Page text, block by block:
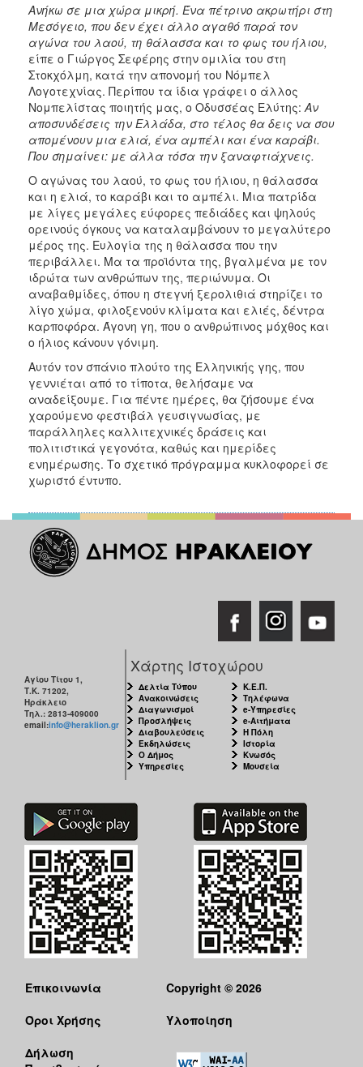
Ανήκω σε μια χώρα μικρή. Ένα πέτρινο ακρωτήρι στη
Μεσόγειο, που δεν έχει άλλο αγαθό παρά τον
αγώνα του λαού, τη θάλασσα και το φως του ήλιου,
είπε ο Γιώργος Σεφέρης στην ομιλία του στη
Στοκχόλμη, κατά την απονομή του Νόμπελ
Λογοτεχνίας. Περίπου τα ίδια γράφει ο άλλος
Νομπελίστας ποιητής μας, ο Οδυσσέας Ελύτης: Αν
αποσυνδέσεις την Ελλάδα, στο τέλος θα δεις να σου
απομένουν μια ελιά, ένα αμπέλι και ένα καράβι.
Που σημαίνει: με άλλα τόσα την ξαναφτιάχνεις.
Ο αγώνας του λαού, το φως του ήλιου, η θάλασσα
και η ελιά, το καράβι και το αμπέλι. Μια πατρίδα
με λίγες μεγάλες εύφορες πεδιάδες και ψηλούς
ορεινούς όγκους να καταλαμβάνουν το μεγαλύτερο
μέρος της. Ευλογία της η θάλασσα που την
περιβάλλει. Μα τα προϊόντα της, βγαλμένα με τον
ιδρώτα των ανθρώπων της, περιώνυμα. Οι
αναβαθμίδες, όπου η στεγνή ξερολιθιά στηρίζει το
λίγο χώμα, φιλοξενούν κλίματα και ελιές, δέντρα
καρποφόρα. Άγονη γη, που ο ανθρώπινος μόχθος και
ο ήλιος κάνουν γόνιμη.
Αυτόν τον σπάνιο πλούτο της Ελληνικής γης, που
γεννιέται από το τίποτα, θελήσαμε να
αναδείξουμε. Για πέντε ημέρες, θα ζήσουμε ένα
χαρούμενο φεστιβάλ γευσιγνωσίας, με
παράλληλες καλλιτεχνικές δράσεις και
πολιτιστικά γεγονότα, καθώς και ημερίδες
ενημέρωσης. Tο σχετικό πρόγραμμα κυκλοφορεί σε
χωριστό έντυπο.
Αγίου Τίτου 1,
Τ.Κ. 71202,
Ηράκλειο
Τηλ.: 2813-409000
email:info@heraklion.gr
Χάρτης Ιστοχώρου
Δελτία Τύπου
Ανακοινώσεις
Διαγωνισμοί
Προσλήψεις
Διαβουλεύσεις
Εκδηλώσεις
Ο Δήμος
Υπηρεσίες
Κ.Ε.Π.
Τηλέφωνα
e-Υπηρεσίες
e-Αιτήματα
Η Πόλη
Ιστορία
Κνωσός
Μουσεία
Επικοινωνία
Όροι Χρήσης
Δήλωση
Copyright © 2026
Υλοποίηση